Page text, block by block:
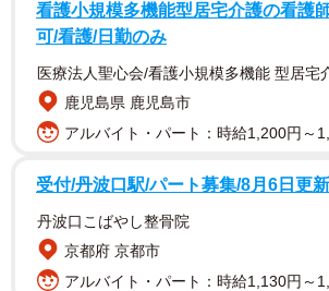
そんな「さしす」が兵庫県西宮市の阪急
初出店。周辺（通称：西北エリア）には
ター、またショッピングモールがあるこ
ミリー層が多く住むエリアで、酒場がひ
看護小規模多機能型居宅介護の看護
可/看護/日勤のみ
医療法人聖心会/看護小規模多機能 型居宅
鹿児島県 鹿児島市
アルバイト・パート：時給1,200円～
受付/丹波口駅/パート募集/8月6日更新
丹波口こばやし整骨院
京都府 京都市
アルバイト・パート：時給1,130円～